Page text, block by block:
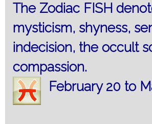
The Zodiac FISH
mysticism, shyness,
indecision, the occult
compassion.
February 20 to